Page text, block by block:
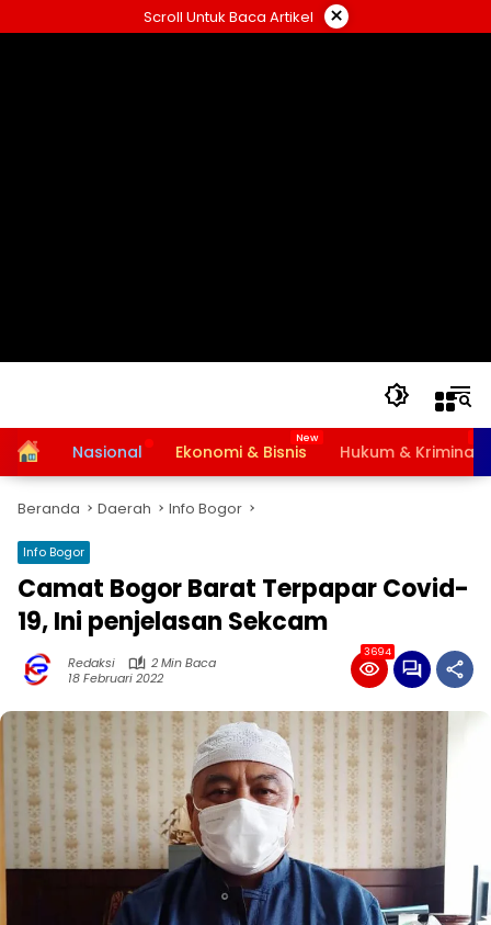
ke
Scroll Untuk Baca Artikel ×
HomeNasional Ekonomi & Bisnis Hukum & Kriminal
Beranda Daerah Info Bogor
Info Bogor
Camat Bogor Barat Terpapar Covid-
19, Ini penjelasan Sekcam
Redaksi
2 Min Baca
18 Februari 2022
3694